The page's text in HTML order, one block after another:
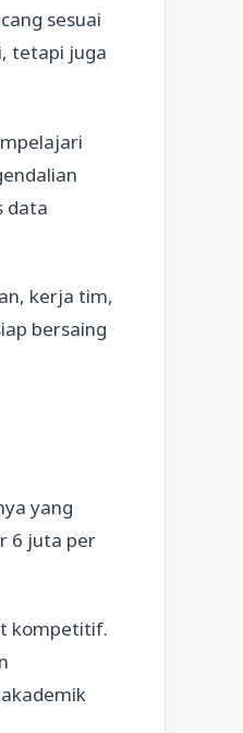
sesuai
tetapi juga
data
kerja tim,
bersaing
yang
6 juta per
kompetitif.